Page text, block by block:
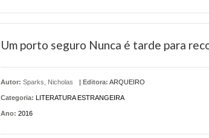
Um porto seguro Nunca é tarde para
Autor: Sparks, Nicholas | Editora: ARQUEIRO
Categoria: LITERATURA ESTRANGEIRA
Ano: 2016